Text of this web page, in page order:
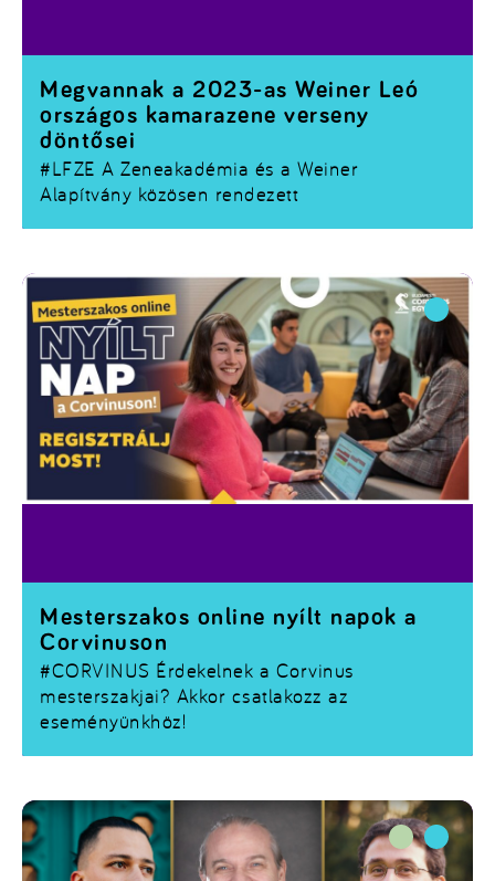
#LFZE A Zeneakadémia és a Weiner
Alapítvány közösen rendezett
Megvannak a 2023-as Weiner Leó
országos kamarazene verseny
döntősei
#CORVINUS Érdekelnek a Corvinus
mesterszakjai? Akkor csatlakozz az
eseményünkhöz!
Mesterszakos online nyílt napok a
Corvinuson